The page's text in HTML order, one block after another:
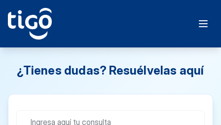
¿Tienes dudas? Resuélvelas aquí